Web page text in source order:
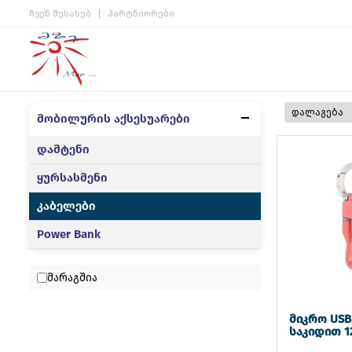
ჩვენ შესახებ პარტნიორები
მობილურის აქსესუარები
დამტენი
ყურსასმენი
კაბელები
Power Bank
მარაგშია
მიკრო
საკიდით